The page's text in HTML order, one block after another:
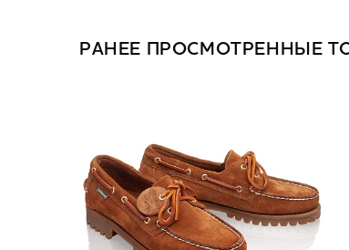
РАНЕЕ ПРОСМОТРЕННЫЕ